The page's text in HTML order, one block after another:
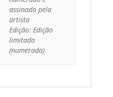
assinado pela
artista
Edição: Edição
limitada
(numerada)